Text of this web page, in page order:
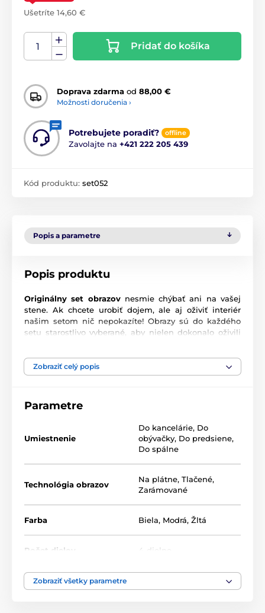
Ušetríte 14,60 €
Pridať do košíka
Doprava zdarma od 88,00 €
Možnosti doručenia ›
Potrebujete poradiť? offline
Zavolajte na +421 222 205 439
Kód produktu: set052
Popis a parametre
Popis produktu
Originálny set obrazov nesmie chýbať ani na vašej
stene. Ak chcete urobiť dojem, ale aj oživiť interiér
našim setom nič nepokazíte! Obrazy sú do každého
setu starostlivo vyberané, aby nielen dokonalo oživili
na vás, tak neváhajte a vytvorte si aj vy zo steny
galériu plnú jedinečných motívov.
Zobraziť celý popis
Parametre
Umiestnenie
Do kancelárie, Do
obývačky, Do predsiene,
Do spálne
Technológia obrazov
Na plátne, Tlačené,
Zarámované
Farba Biela, Modrá, Žltá
Počet dielov 4-dielne
Zobraziť všetky parametre